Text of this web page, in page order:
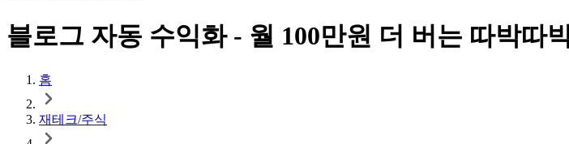
블로그 자동 수익화 - 월 100만원 더 버는 따박따
홈
재테크/주식